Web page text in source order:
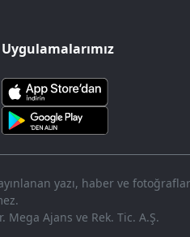
Uygulamalarımız
yazı, haber ve
Mega Ajans ve Rek. Tic. A.Ş.